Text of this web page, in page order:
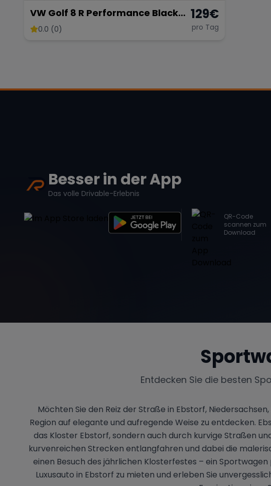
VW Golf 8 R Performance Black
Edition – 333 PS Kraftpaket
0.0 (0)
129€
pro Tag
Besser in der App
Das volle Drivable-Erlebnis
QR-Code
scannen zum
Download
Entdecken Sie die besten
Möchten Sie den Reiz der Straße in Ebstorf,
Region auf elegante und aufregende Weise zu entdecken.
das Kloster Ebstorf, sondern auch durch kurvige Straßen
kurvenreichen Strecken entlangfahren und dabei die
einen Besuch des jährlichen Klosterfestes – ein
Luxusauto in Ebstorf zu mieten und erleben Sie